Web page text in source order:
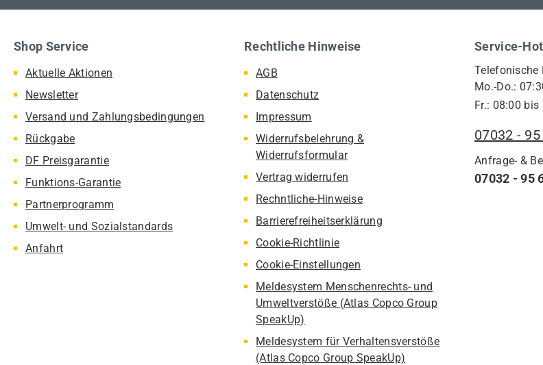
Service-
Telefonische
Mo.-Do.:
Fr.: 08:00 bis
07032 -
Anfrage- &
07032 - 95
Shop Service
Aktuelle Aktionen
Newsletter
Versand und Zahlungsbedingungen
Rückgabe
DF Preisgarantie
Funktions-Garantie
Partnerprogramm
Umwelt- und Sozialstandards
Anfahrt
Rechtliche Hinweise
AGB
Datenschutz
Impressum
Widerrufsbelehrung &
Widerrufsformular
Vertrag widerrufen
Rechntliche-Hinweise
Barrierefreiheitserklärung
Cookie-Richtlinie
Cookie-Einstellungen
Meldesystem Menschenrechts- und
Umweltverstöße (Atlas Copco Group
SpeakUp)
Meldesystem für Verhaltensverstöße
(Atlas Copco Group SpeakUp)